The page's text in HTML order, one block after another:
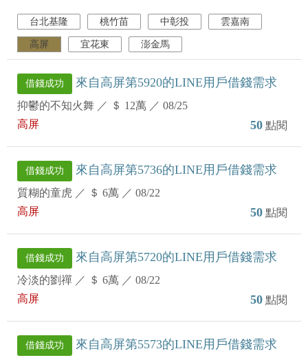
台北基隆 桃竹苗 中彰投 雲嘉南
高屏 宜花東 澎金馬
借錢成功 來自高屏第5920的LINE用戶借錢需求
抑鬱的不知火舞 ／ ＄ 12萬 ／ 08/25
高屏
50 點閱
借錢成功 來自高屏第5736的LINE用戶借錢需求
質糊的童虎 ／ ＄ 6萬 ／ 08/22
高屏
50 點閱
借錢成功 來自高屏第5720的LINE用戶借錢需求
冷淡的劉禪 ／ ＄ 6萬 ／ 08/22
高屏
50 點閱
借錢成功 來自高屏第5573的LINE用戶借錢需求